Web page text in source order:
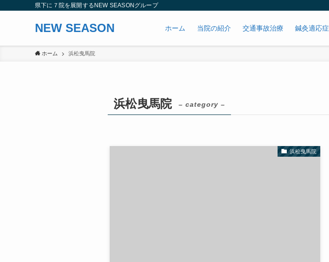
県下に７院を展開するNEW SEASONグループ
NEW SEASON ホーム 当院の紹介 交通事故治療 鍼灸適応症
ホーム 浜松曳馬院
浜松曳馬院 – category –
浜松曳馬院